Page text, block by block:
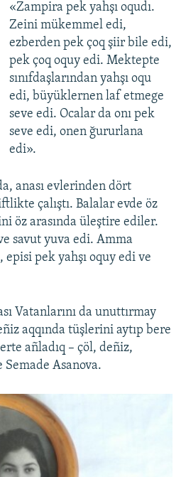
«Zampira pek yahşı oqudı.
Zeini mükemmel edi,
ezberden pek çoq şiir bile edi,
pek çoq oquy edi. Mektepte
sınıfdaşlarından yahşı oqu
edi, büyüklernen laf etmege
seve edi. Ocalar da onı pek
seve edi, onen ğururlana
edi».
anası evlerinden dört
çalıştı. Balalar evde öz
öz arasında üleştire ediler.
savut yuva edi. Amma
episi pek yahşı oquy edi ve
Vatanlarını da unuttırmay
aqqında tüşlerini aytıp bere
añladıq – çöl, deñiz,
Semade Asanova.